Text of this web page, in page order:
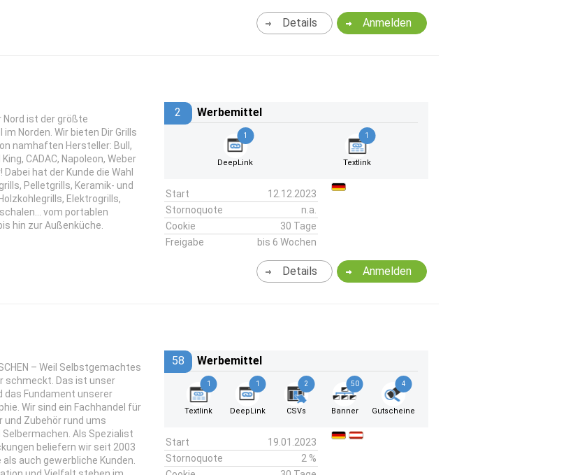
Anmelden
Details
Nord ist der größte
im Norden. Wir bieten Dir Grills
namhaften Hersteller: Bull,
CADAC, Napoleon, Weber
Dabei hat der Kunde die Wahl
Pelletgrills, Keramik- und
Elektrogrills,
vom portablen
hin zur Außenküche.
2 Werbemittel
1
DeepLink
1
Textlink
Start
12.12.2023
Stornoquote
n.a.
Cookie
30 Tage
Freigabe
bis 6 Wochen
Anmelden
Details
– Weil Selbstgemachtes
schmeckt. Das ist unser
das Fundament unserer
Wir sind ein Fachhandel für
und Zubehör rund ums
Selbermachen. Als Spezialist
beliefern wir seit 2003
auch gewerbliche Kunden.
58 Werbemittel
1
Textlink
1
DeepLink
2
CSVs
50
Banner
4
Gutscheine
Start
19.01.2023
Stornoquote
2 %